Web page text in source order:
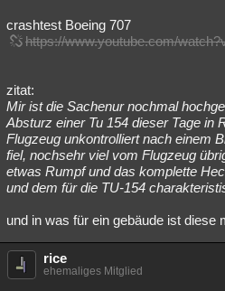
crashtest Boeing 707
https://www.youtube.com/
zitat:
Mir ist die Sachenur nochmal
Absturz einer Tu 154 dieser Tage in
Flugzeug unkontrolliert nach einem
fiel, nochsehr viel vom Flugzeug
etwas Rumpf und das komplette
und dem für die TU-154
und in was für ein gebäude ist diese
rice
ehemaliges Mitglied